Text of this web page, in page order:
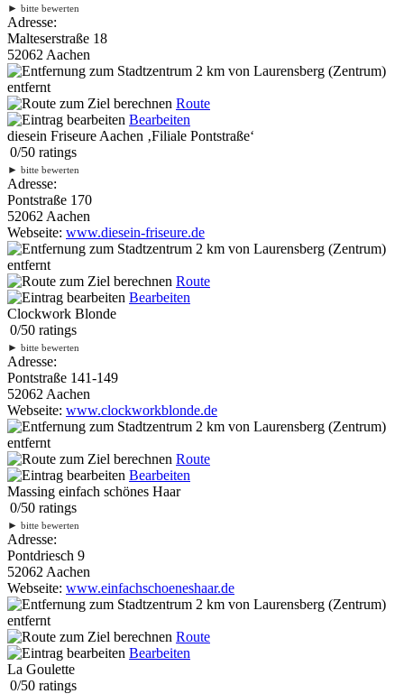
► bitte bewerten
Adresse:
Malteserstraße 18
52062 Aachen
2 km von Laurensberg (Zentrum)
entfernt
Route
Bearbeiten
diesein Friseure Aachen ‚Filiale Pontstraße‘
0/50 ratings
► bitte bewerten
Adresse:
Pontstraße 170
52062 Aachen
Webseite: www.diesein-friseure.de
2 km von Laurensberg (Zentrum)
entfernt
Route
Bearbeiten
Clockwork Blonde
0/50 ratings
► bitte bewerten
Adresse:
Pontstraße 141-149
52062 Aachen
Webseite: www.clockworkblonde.de
2 km von Laurensberg (Zentrum)
entfernt
Route
Bearbeiten
Massing einfach schönes Haar
0/50 ratings
► bitte bewerten
Adresse:
Pontdriesch 9
52062 Aachen
Webseite: www.einfachschoeneshaar.de
2 km von Laurensberg (Zentrum)
entfernt
Route
Bearbeiten
La Goulette
0/50 ratings